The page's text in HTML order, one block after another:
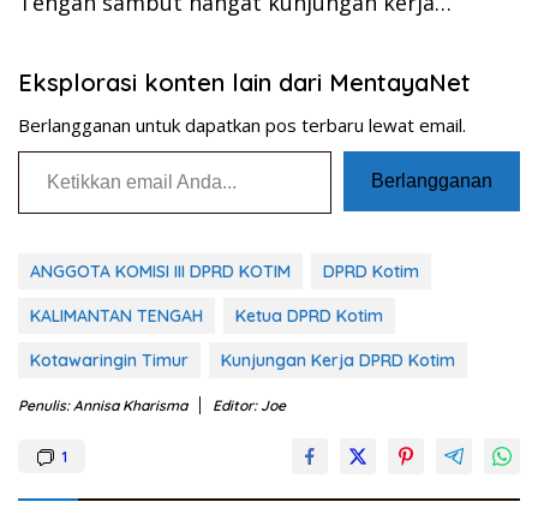
Eksplorasi konten lain dari MentayaNet
Berlangganan untuk dapatkan pos terbaru lewat email.
Ketikkan email Anda...
Berlangganan
ANGGOTA KOMISI III DPRD KOTIM DPRD Kotim
KALIMANTAN TENGAH Ketua DPRD Kotim
Kotawaringin Timur Kunjungan Kerja DPRD Kotim
Penulis: Annisa Kharisma Editor: Joe
1